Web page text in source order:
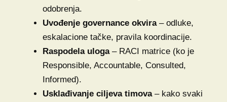
odobrenja.
Uvođenje governance okvira– odluke,
eskalacione tačke, pravila koordinacije.
Raspodela uloga– RACI matrice (ko je
Responsible, Accountable, Consulted,
Informed).
Usklađivanje ciljeva timova– kako svaki